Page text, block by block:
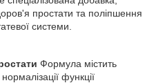
простати та поліпшення
системи.
Формула містить
функції